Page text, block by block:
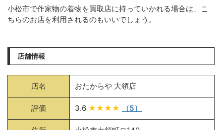
小松市で作家物の着物を買取店に持っていかれる場合は、こ
ちらのお店を利用されるのもいいでしょう。
店舗情報
店名 おたからや 大領店
評価 3.6 ★★★★ （5）